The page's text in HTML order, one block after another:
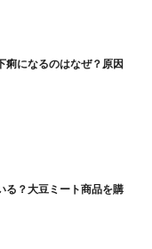
痢になるのはなぜ？原因
る？大豆ミート商品を購